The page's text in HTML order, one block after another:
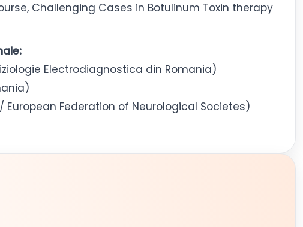
Challenging Cases in Botulinum Toxin therapy
Electrodiagnostica din Romania)
European Federation of Neurological Societes)